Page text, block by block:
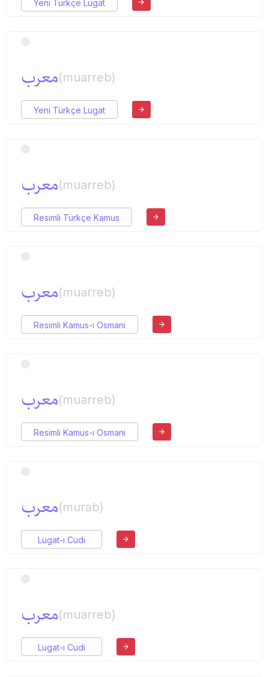
Yeni Türkçe Lugat
معرب(muarreb)
Yeni Türkçe Lugat
معرب(muarreb)
Resimli Türkçe Kamus
معرب(muarreb)
Resimli Kamus-ı Osmani
معرب(muarreb)
Resimli Kamus-ı Osmani
معرب(murab)
Lugat-ı Cudi
معرب(muarreb)
Lugat-ı Cudi